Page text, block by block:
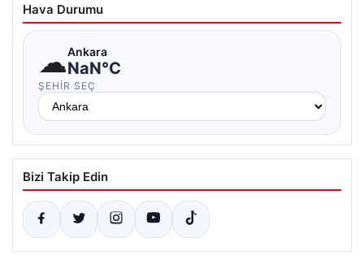
Hava Durumu
☁Ankara
NaN°C
ŞEHIR SEÇ
Bizi Takip Edin